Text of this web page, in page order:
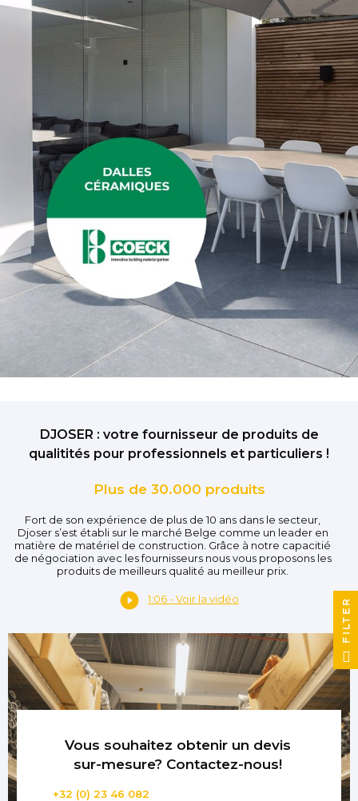
DJOSER : votre fournisseur de produits de
qualitités pour professionnels et particuliers !
Plus de 30.000 produits
Fort de son expérience de plus de 10 ans dans le secteur,
Djoser s’est établi sur le marché Belge comme un leader en
matière de matériel de construction. Grâce à notre capacitié
de négociation avec les fournisseurs nous vous proposons les
produits de meilleurs qualité au meilleur prix.
1:06 - Voir la vidéo
Vous souhaitez obtenir un devis
sur-mesure? Contactez-nous!
+32 (0) 23 46 082
FILTER